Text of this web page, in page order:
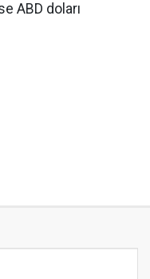
ABD doları